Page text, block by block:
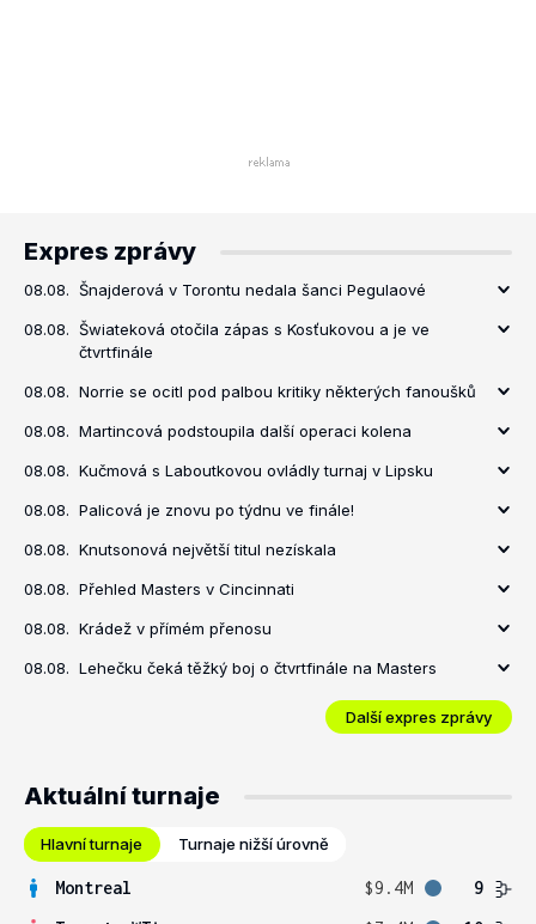
Expres zprávy
08.08. Šnajderová v Torontu nedala šanci Pegulaové
08.08. Šwiateková otočila zápas s Kosťukovou a je ve
čtvrtfinále
08.08. Norrie se ocitl pod palbou kritiky některých fanoušků
08.08. Martincová podstoupila další operaci kolena
08.08. Kučmová s Laboutkovou ovládly turnaj v Lipsku
08.08. Palicová je znovu po týdnu ve finále!
08.08. Knutsonová největší titul nezískala
08.08. Přehled Masters v Cincinnati
08.08. Krádež v přímém přenosu
08.08. Lehečku čeká těžký boj o čtvrtfinále na Masters
Další expres zprávy
Aktuální turnaje
Hlavní turnaje Turnaje nižší úrovně
Montreal $9.4M
9